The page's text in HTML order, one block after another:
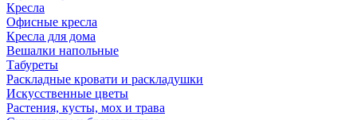
Кресла
Офисные кресла
Кресла для дома
Вешалки напольные
Табуреты
Раскладные кровати и раскладушки
Искусственные цветы
Растения, кусты, мох и трава